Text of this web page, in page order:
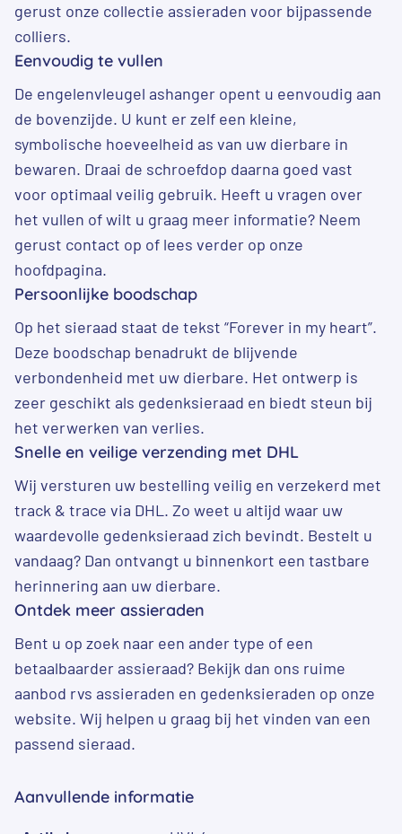
gerust onze collectie assieraden voor bijpassende
colliers.
Eenvoudig te vullen
De engelenvleugel ashanger opent u eenvoudig aan
de bovenzijde. U kunt er zelf een kleine,
symbolische hoeveelheid as van uw dierbare in
bewaren. Draai de schroefdop daarna goed vast
voor optimaal veilig gebruik. Heeft u vragen over
het vullen of wilt u graag meer informatie? Neem
gerust contact op of lees verder op onze
hoofdpagina.
Persoonlijke boodschap
Op het sieraad staat de tekst “Forever in my heart”.
Deze boodschap benadrukt de blijvende
verbondenheid met uw dierbare. Het ontwerp is
zeer geschikt als gedenksieraad en biedt steun bij
het verwerken van verlies.
Snelle en veilige verzending met DHL
Wij versturen uw bestelling veilig en verzekerd met
track & trace via DHL. Zo weet u altijd waar uw
waardevolle gedenksieraad zich bevindt. Bestelt u
vandaag? Dan ontvangt u binnenkort een tastbare
herinnering aan uw dierbare.
Ontdek meer assieraden
Bent u op zoek naar een ander type of een
betaalbaarder assieraad? Bekijk dan ons ruime
aanbod rvs assieraden en gedenksieraden op onze
website. Wij helpen u graag bij het vinden van een
passend sieraad.
Aanvullende informatie